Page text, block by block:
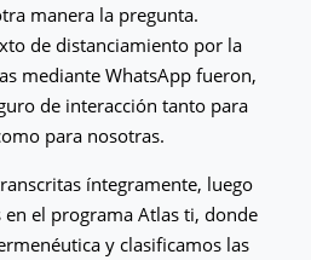
manera la pregunta.
de distanciamiento por la
mediante WhatsApp fueron,
de interacción tanto para
para nosotras.
íntegramente, luego
en el programa Atlas ti, donde
y clasificamos las